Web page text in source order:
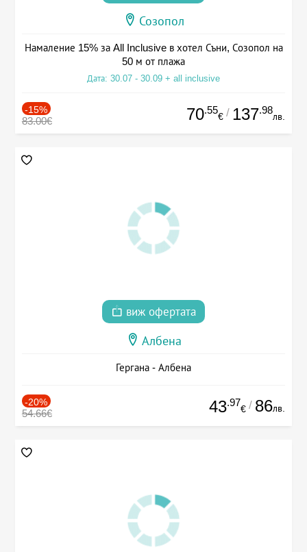
Созопол
Намаление 15% за All Inclusive в хотел Съни, Созопол на
50 м от плажа
Дата: 30.07 - 30.09 + all inclusive
-15%
83.00€ 70.55
€ / 137.98
лв.
виж офертата
Албена
Гергана - Албена
-20%
54.66€ 43.97
€ / 86лв.